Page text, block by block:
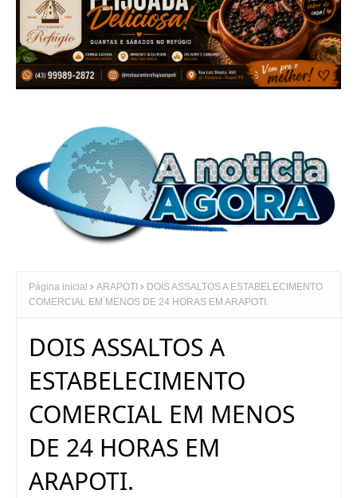
Página inicial ARAPOTI
DOIS ASSALTOS A ESTABELECIMENTO
COMERCIAL EM MENOS DE 24 HORAS EM ARAPOTI.
DOIS ASSALTOS A
ESTABELECIMENTO
COMERCIAL EM MENOS
DE 24 HORAS EM
ARAPOTI.